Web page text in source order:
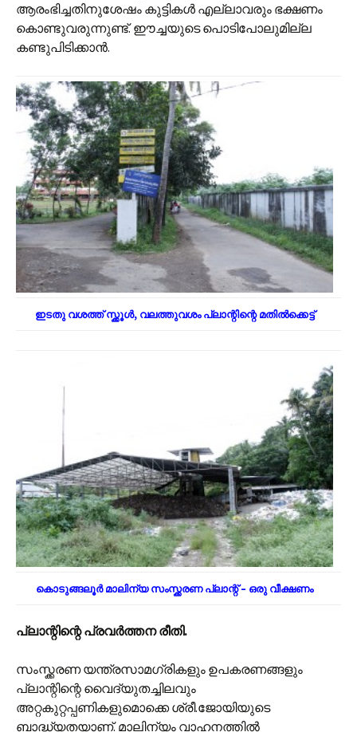
ആരംഭിച്ചതിനുശേഷം കുട്ടികൾ എല്ലാവരും ഭക്ഷണം
കൊണ്ടുവരുന്നുണ്ട്. ഈച്ചയുടെ പൊടിപോലുമില്ല
കണ്ടുപിടിക്കാൻ.
ഇടതു വശത്ത് സ്ക്കൂൾ, വലത്തുവശം പ്ലാന്റിന്റെ മതിൽക്കെട്ട്
കൊടുങ്ങലൂർ മാലിന്യ സംസ്ക്കരണ പ്ലാന്റ് – ഒരു വീക്ഷണം
പ്ലാന്റിന്റെ പ്രവർത്തന രീതി.
സംസ്ക്കരണ യന്ത്രസാമഗ്രികളും ഉപകരണങ്ങളും
പ്ലാന്റിന്റെ വൈദ്യുതച്ചിലവും
അറ്റകുറ്റപ്പണികളുമൊക്കെ ശ്രീ.ജോയിയുടെ
ബാദ്ധ്യതയാണ്. മാലിന്യം വാഹനത്തിൽ